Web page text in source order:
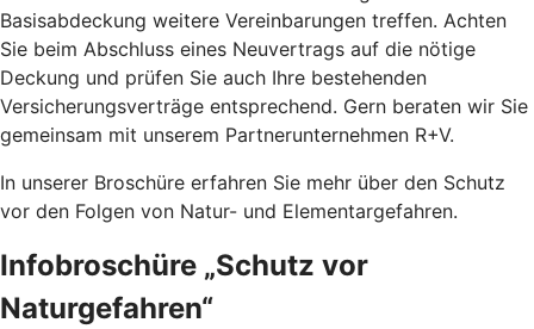
Basisabdeckung weitere Vereinbarungen treffen. Achten
Sie beim Abschluss eines Neuvertrags auf die nötige
Deckung und prüfen Sie auch Ihre bestehenden
Versicherungsverträge entsprechend. Gern beraten wir Sie
gemeinsam mit unserem Partnerunternehmen R+V.
In unserer Broschüre erfahren Sie mehr über den Schutz
vor den Folgen von Natur- und Elementargefahren.
Infobroschüre „Schutz vor
Naturgefahren“